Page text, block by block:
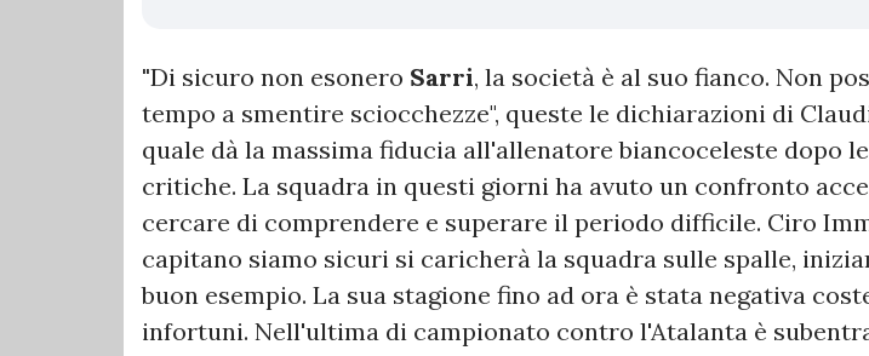
"Di sicuro non esonero Sarri, la società è al suo fianco. Non
tempo a smentire sciocchezze", queste le dichiarazioni di
quale dà la massima fiducia all'allenatore biancoceleste dopo
critiche. La squadra in questi giorni ha avuto un confronto
cercare di comprendere e superare il periodo difficile. Ciro
capitano siamo sicuri si caricherà la squadra sulle spalle,
buon esempio. La sua stagione fino ad ora è stata negativa
infortuni. Nell'ultima di campionato contro l'Atalanta è